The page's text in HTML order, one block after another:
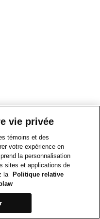
vie privée
témoins et des
votre expérience en
la personnalisation
sites et applications de
la
Politique relative